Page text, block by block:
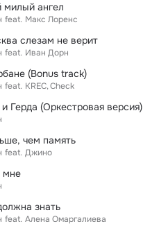
милый ангел
feat. Макс Лоренс
слезам не верит
feat. Иван Дорн
(Bonus track)
feat. KREC Check
Герда (Оркестровая версия)
чем память
feat. Джино
мне
знать
feat. Алена Омаргалиева